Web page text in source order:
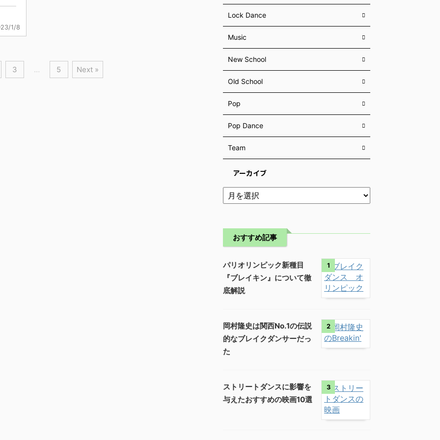
1/8
3 … 5 Next »
Lock Dance
Music
New School
Old School
Pop
Pop Dance
Team
アーカイブ
おすすめ記事
1
パリオリンピック新種目
『ブレイキン』について徹
底解説
2
岡村隆史は関西No.1の伝説
的なブレイクダンサーだっ
た
3
ストリートダンスに影響を
与えたおすすめの映画10選